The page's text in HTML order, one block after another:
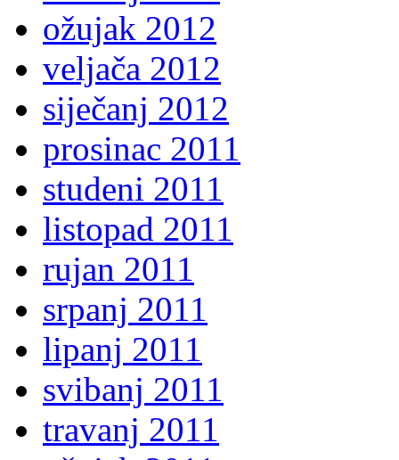
ožujak 2012
veljača 2012
siječanj 2012
prosinac 2011
studeni 2011
listopad 2011
rujan 2011
srpanj 2011
lipanj 2011
svibanj 2011
travanj 2011